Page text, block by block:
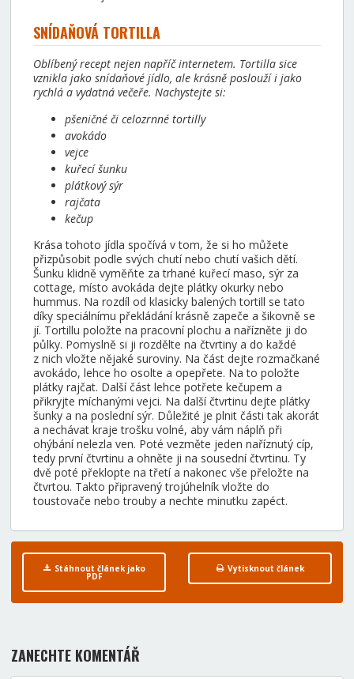
SNÍDAŇOVÁ TORTILLA
Oblíbený recept nejen napříč internetem. Tortilla sice
vznikla jako snídaňové jídlo, ale krásně poslouží i jako
rychlá a vydatná večeře. Nachystejte si:
pšeničné či celozrnné tortilly
avokádo
vejce
kuřecí šunku
plátkový sýr
rajčata
kečup
Krása tohoto jídla spočívá v tom, že si ho můžete
přizpůsobit podle svých chutí nebo chutí vašich dětí.
Šunku klidně vyměňte za trhané kuřecí maso, sýr za
cottage, místo avokáda dejte plátky okurky nebo
hummus. Na rozdíl od klasicky balených tortill se tato
díky speciálnímu překládání krásně zapeče a šikovně se
jí. Tortillu položte na pracovní plochu a nařízněte ji do
půlky. Pomyslně si ji rozdělte na čtvrtiny a do každé
z nich vložte nějaké suroviny. Na část dejte rozmačkané
avokádo, lehce ho osolte a opepřete. Na to položte
plátky rajčat. Další část lehce potřete kečupem a
přikryjte míchanými vejci. Na další čtvrtinu dejte plátky
šunky a na poslední sýr. Důležité je plnit části tak akorát
a nechávat kraje trošku volné, aby vám náplň při
ohýbání nelezla ven. Poté vezměte jeden naříznutý cíp,
tedy první čtvrtinu a ohněte ji na sousední čtvrtinu. Ty
dvě poté překlopte na třetí a nakonec vše přeložte na
čtvrtou. Takto připravený trojúhelník vložte do
toustovače nebo trouby a nechte minutku zapéct.
Stáhnout článek jako
PDF
Vytisknout článek
ZANECHTE KOMENTÁŘ